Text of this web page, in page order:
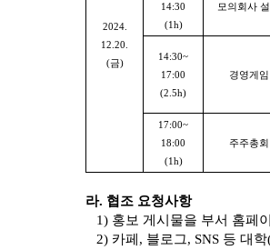
2024.
12.20.
(금)
14:30
(1h)
모의회사
14:30~
17:00
(2.5h)
경영게임
17:00~
18:00
(1h)
주주총회
라. 협조 요청사항
1) 홍보 게시물을 부서 홈페이
2) 카페, 블로그, SNS 등 대학(